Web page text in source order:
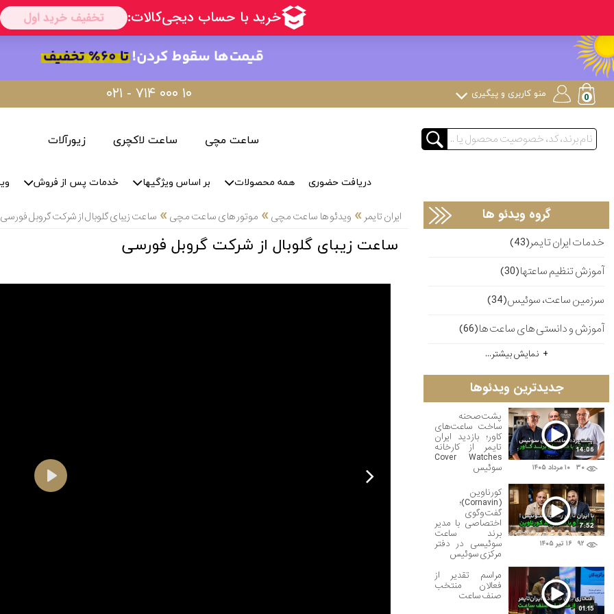
۰۲۱ - ۷۱۴ ۰۰۰ ۱۰ منو کاربری و پیگیری
ساعت مچی ساعت لاکچری زیورآلات
دریافت حضوری همه محصولات بر اساس ویژگیها خدمات پس از فروش
ایران تایمر » ویدئو ها ساعت مچی» موتور های ساعت مچی» ساعت زیبای گلوبال از شرکت گروبل فورسی
ساعت زیبای گلوبال از شرکت گروبل فورسی

گروه ویدئو ها
خدمات ایران تایمر(43)
آموزش تنظیم ساعتها(30)
سرزمین ساعت، سوئیس(34)
آموزش و دانستی های ساعت ها(66)
نمایش بیشتر...
جدیدترین ویدئوها
۳۰ ۱۰ مرداد ۱۴۰۵
14:06
پشت‌صحنه
ساخت ساعت‌های
کاور؛ بازدید ایران
تایمر از کارخانه
Cover Watches
سوئیس
۹۲ ۱۶ تير ۱۴۰۵
7:52
کورناوین
(Cornavin)؛
گفت‌وگوی
اختصاصی با مدیر
برند ساعت
سوئیسی در دفتر
مرکزی سوئیس
01:15
مراسم تقدیر از
فعالان منتخب
صنف ساعت